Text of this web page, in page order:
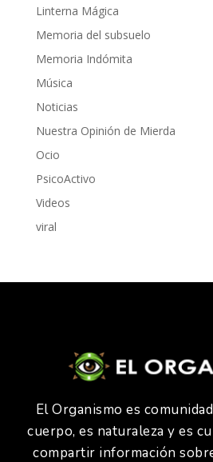
Linterna Mágica
Memoria del subsuelo
Memoria Indómita
Música
Noticias
Nuestra Opinión de Mierda
Ocio
PsicoActivo
Videos
viral
El Organismo es
cuerpo, es naturaleza y es
compartir información